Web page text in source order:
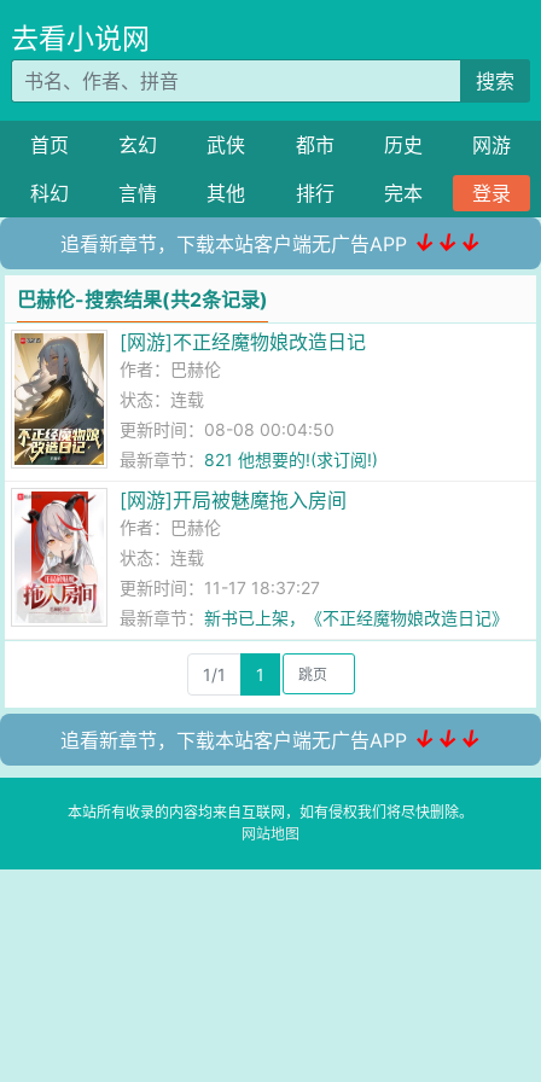
去看小说网
搜索
首页 玄幻 武侠 都市 历史
网游
科幻
言情 其他 排行 完本 登录
追看新章节，下载本站客户端无广告APP ↓↓↓
巴赫伦-搜索结果(共2条记录)
[网游]不正经魔物娘改造日记
作者： 巴赫伦
状态：连载
更新时间：08-08 00:04:50
最新章节： 821 他想要的!(求订阅!)
[网游]开局被魅魔拖入房间
作者： 巴赫伦
状态：连载
更新时间：11-17 18:37:27
最新章节：新书已上架，《不正经魔物娘改造日记》
1/1 1
追看新章节，下载本站客户端无广告APP ↓↓↓
本站所有收录的内容均来自互联网，如有侵权我们将尽快删除。
网站地图